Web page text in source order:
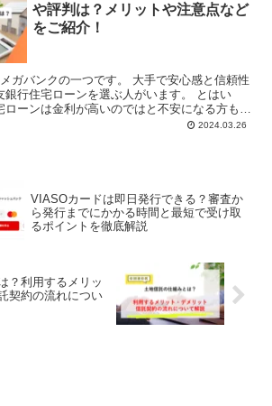
や評判は？メリットや注意点など
をご紹介！
ガバンクの一つです。 大手で安心感と信頼性
銀行住宅ローンを選ぶ人がいます。 とはい
ーンは金利が高いのではと不安になる方もい
利」とは、お金の貸し借りをしたと...2024.03.26
VIASOカードは即日発行できる？審査か
ら発行までにかかる時間と最短で受け取
るポイントを徹底解説
？利用するメリッ
契約の流れについ